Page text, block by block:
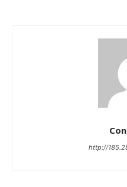
http://